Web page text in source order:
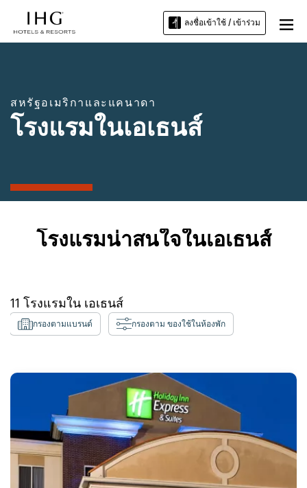
ลงชื่อเข้าใช้ / เข้าร่วม
สหรัฐอเมริกาและแคนาดา
โรงแรมในเอเธนส์
โรงแรมน่าสนใจในเอเธนส์
11 โรงแรมใน เอเธนส์
กรองตามแบรนด์ กรองตาม ของใช้ในห้องพัก